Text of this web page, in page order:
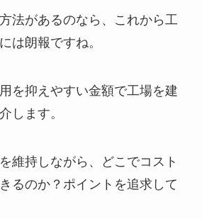
法があるのなら、これから工
は朗報ですね。
を抑えやすい金額で工場を建
します。
維持しながら、どこでコスト
るのか？ポイントを追求して